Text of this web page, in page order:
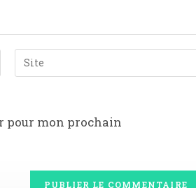
pour mon prochain